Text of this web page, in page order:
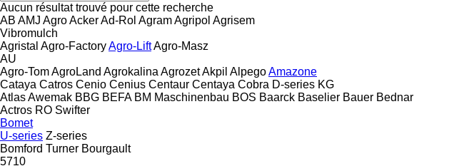
Aucun résultat trouvé pour cette recherche
AB AMJ AgroAckerAd-Rol AgramAgripol Agrisem
Vibromulch
Agristal Agro-FactoryAgro-LiftAgro-Masz
AU
Agro-TomAgroLand Agrokalina AgrozetAkpil AlpegoAmazone
Cataya Catros Cenio Cenius Centaur Centaya Cobra D-series KG
AtlasAwemak BBG BEFA BM Maschinenbau BOS Baarck Baselier Bauer Bednar
Actros RO Swifter
Bomet
U-series Z-series
Bomford Turner Bourgault
5710